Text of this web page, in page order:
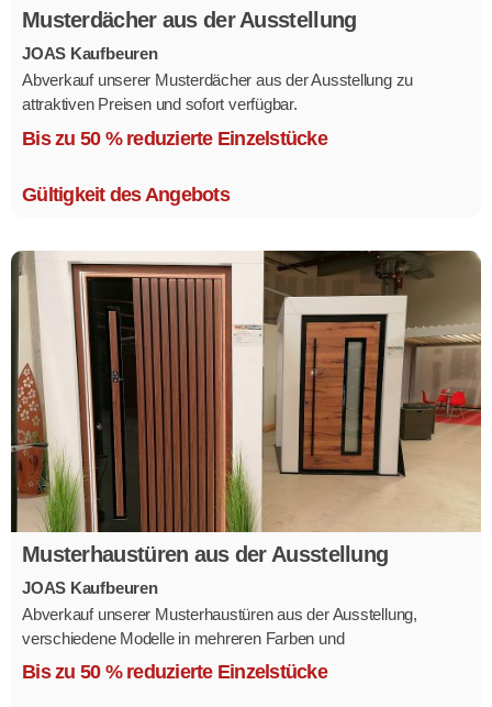
Musterdächer aus der Ausstellung
JOAS Kaufbeuren
Abverkauf unserer Musterdächer aus der Ausstellung zu
attraktiven Preisen und sofort verfügbar.
Mehrere Modelle in verschiedenen Ausführungen.
Bis zu 50 % reduzierte Einzelstücke
Gültigkeit des Angebots
Musterhaustüren aus der Ausstellung
JOAS Kaufbeuren
Abverkauf unserer Musterhaustüren aus der Ausstellung,
verschiedene Modelle in mehreren Farben und
Ausstattungsvarianten.
Bis zu 50 % reduzierte Einzelstücke